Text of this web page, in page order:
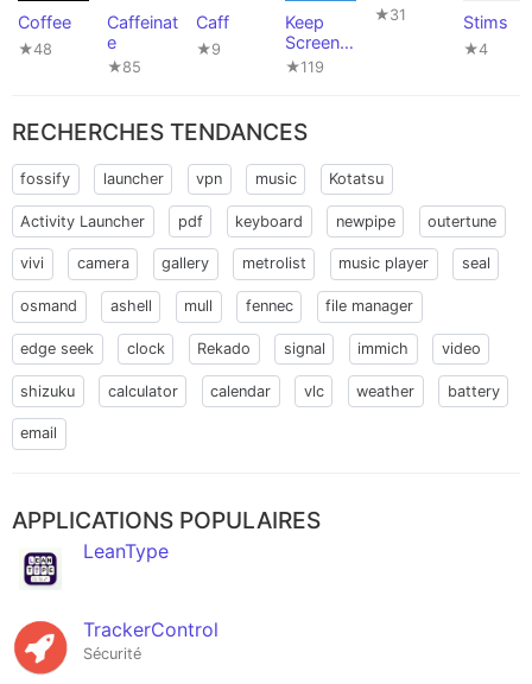
Coffee
★48
Caffeinat
e
★85
Caff
★9
Keep
Screen
On
★119
★31 Stims
★4
RECHERCHES TENDANCES
fossify launcher vpn music Kotatsu
Activity Launcher pdf keyboard newpipe outertune
vivi camera gallery metrolist music player seal
osmand ashell mull fennec file manager
edge seek clock Rekado signal immich video
shizuku calculator calendar vlc weather battery
email
APPLICATIONS POPULAIRES
LeanType
TrackerControl
Sécurité